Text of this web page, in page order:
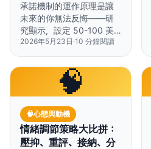
承諾機制的運作原理是讓
未來的你無法反悔——研
究顯示，設定 50-100 美
元的財務賭注，成功率比
單靠意志力高出三倍。
2026年5月23日 ·10 分鐘閱讀
🧠
🧠心態與動機
情緒調節策略大比拼：
壓抑、重評、接納、分